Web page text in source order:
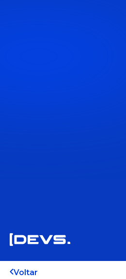
Voltar